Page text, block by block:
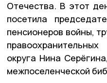
Отечества. В этот
посетила
пенсионеров войны,
округа Нина
межпоселенческой